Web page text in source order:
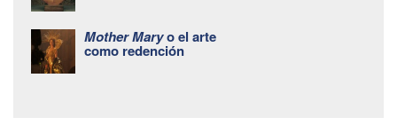
Mother Maryo el arte
como redención